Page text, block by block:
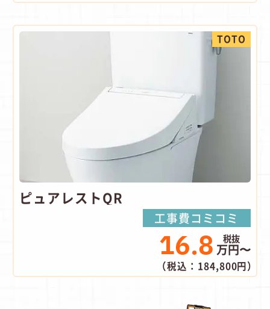
TOTO
ピュアレストQR
工事費コミコミ
16.8 万円〜
（税込：184,800円）